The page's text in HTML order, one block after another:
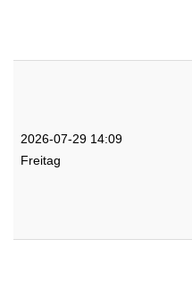
2026-07-29 14:09
Freitag